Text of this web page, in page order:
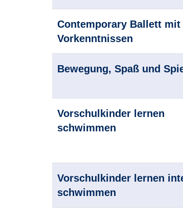
Contemporary Ballett mit
Vorkenntnissen
Bewegung, Spaß und
Vorschulkinder lernen
schwimmen
Vorschulkinder lernen
schwimmen